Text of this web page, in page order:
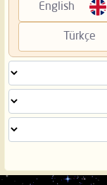
English
Türkçe